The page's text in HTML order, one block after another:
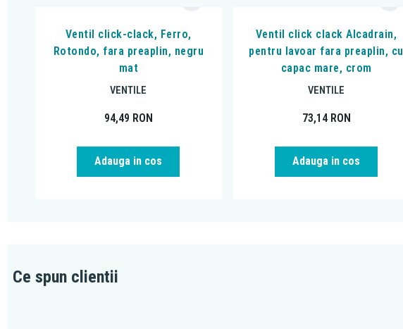
Ventil click-clack, Ferro,
Rotondo, fara preaplin, negru
mat
VENTILE
94,49 RON
Adauga in cos
Ventil click clack Alcadrain,
pentru lavoar fara preaplin, cu
capac mare, crom
VENTILE
73,14 RON
Adauga in cos
Ce spun clientii